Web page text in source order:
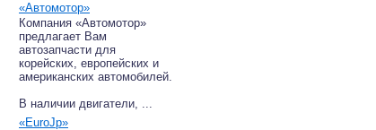
«Автомотор»
Компания «Автомотор»
предлагает Вам
автозапчасти для
корейских, европейских и
американских автомобилей.
В наличии двигатели, ...
«EuroJp»